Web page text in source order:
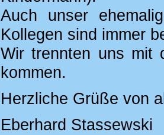
Auch unser
Kollegen sind immer
Wir trennten uns mit
kommen.
Herzliche Grüße von
Eberhard Stassewski